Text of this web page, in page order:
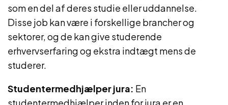
som en del af deres studie eller uddannelse.
Disse job kan være i forskellige brancher og
sektorer, og de kan give studerende
erhvervserfaring og ekstra indtægt mens de
studerer.
Studentermedhjælper jura: En